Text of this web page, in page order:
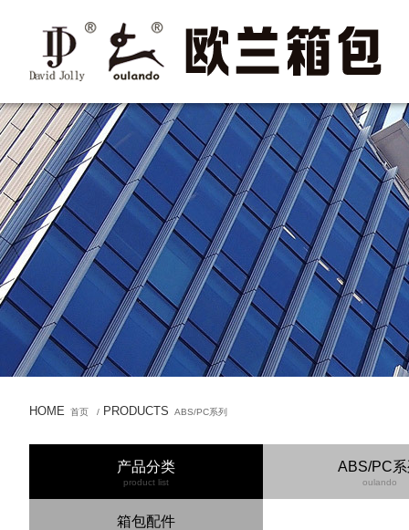
HOME 首页 / PRODUCTS ABS/PC系列
产品分类
product list
ABS/PC
oulando
箱包配件